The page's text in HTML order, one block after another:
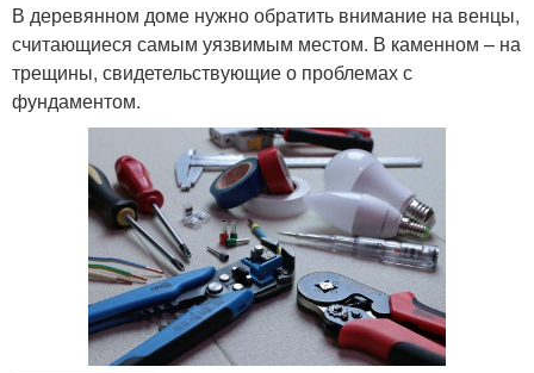
В деревянном доме нужно обратить внимание на венцы,
считающиеся самым уязвимым местом. В каменном – на
трещины, свидетельствующие о проблемах с
фундаментом.